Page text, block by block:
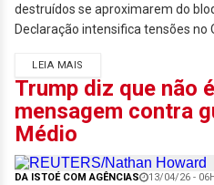
destruídos se aproximarem do
Declaração intensifica tensões no
LEIA MAIS
Trump diz que não
mensagem contra
Médio
DA ISTOÉ COM AGÊNCIAS 13/04/26 -